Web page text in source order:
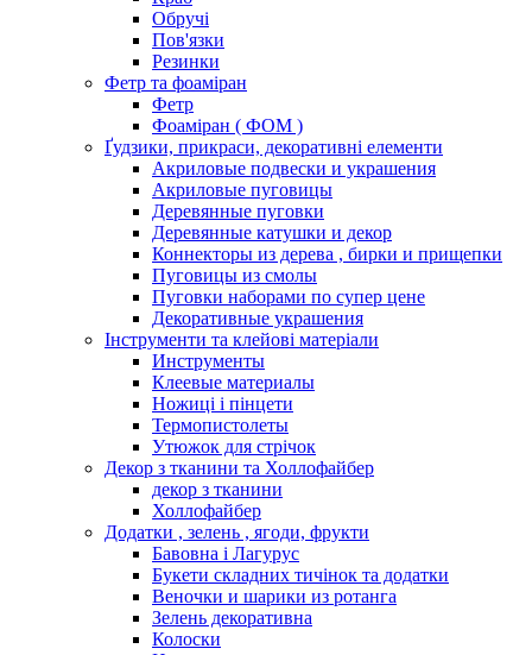
Обручі
Пов'язки
Резинки
Фетр та фоаміран
Фетр
Фоаміран ( ФОМ )
Ґудзики, прикраси, декоративні елементи
Акриловые подвески и украшения
Акриловые пуговицы
Деревянные пуговки
Деревянные катушки и декор
Коннекторы из дерева , бирки и прищепки
Пуговицы из смолы
Пуговки наборами по супер цене
Декоративные украшения
Інструменти та клейові матеріали
Инструменты
Клеевые материалы
Ножиці і пінцети
Термопистолеты
Утюжок для стрічок
Декор з тканини та Холлофайбер
декор з тканини
Холлофайбер
Додатки , зелень , ягоди, фрукти
Бавовна і Лагурус
Букети складних тичінок та додатки
Веночки и шарики из ротанга
Зелень декоративна
Колоски